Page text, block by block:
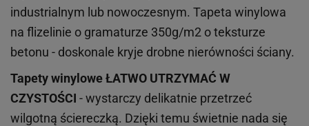
industrialnym lub nowoczesnym. Tapeta winylowa
na flizelinie o gramaturze 350g/m2 o teksturze
betonu - doskonale kryje drobne nierówności ściany.
Tapety winyloweŁATWO UTRZYMAĆ W
CZYSTOŚCI - wystarczy delikatnie przetrzeć
wilgotną ściereczką. Dzięki temu świetnie nada się